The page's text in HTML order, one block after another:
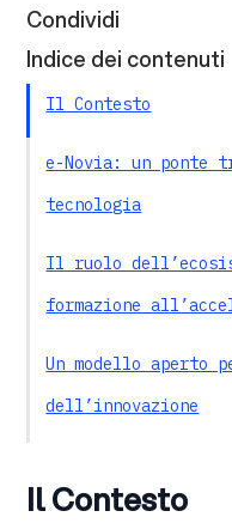
Condividi
Indice dei contenuti
Il Contesto
e-Novia: un ponte
tecnologia
Il ruolo
formazione
Un modello aperto
dell’innovazione
Il Contesto